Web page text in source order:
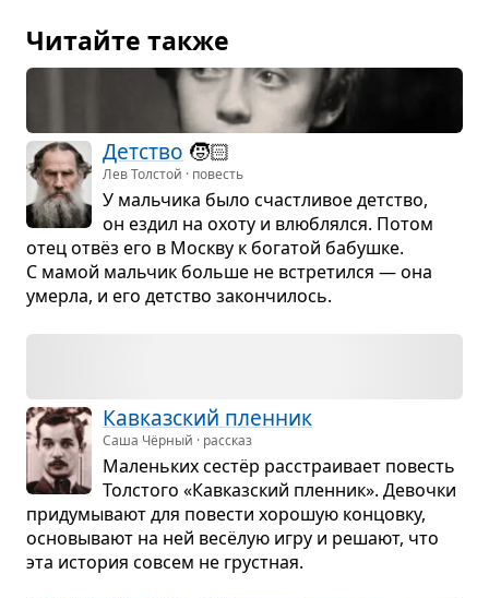
Читайте также
Дет­ство 🧒🏻
Лев Толстой · повесть
У маль­чика было счаст­ли­вое дет­ство,
он ездил на охоту и влюб­лялся. Потом
отец отвёз его в Москву к бога­той бабушке.
С мамой маль­чик больше не встре­тился — она
умерла, и его дет­ство закон­чи­лось.
Кав­каз­ский плен­ник
Саша Чёрный · рассказ
Малень­ких сестёр рас­стра­и­вает повесть
Тол­стого «Кав­каз­ский плен­ник». Девочки
при­ду­мы­вают для пове­сти хоро­шую кон­цовку,
осно­вы­вают на ней весёлую игру и решают, что
эта исто­рия совсем не груст­ная.